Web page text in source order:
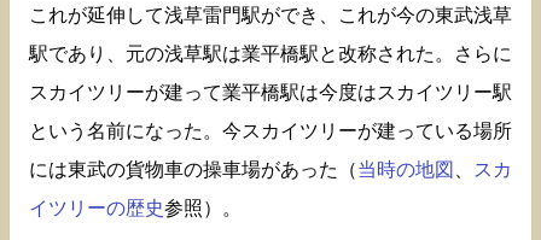
これが延伸して浅草雷門駅ができ、これが今の東武浅草
駅であり、元の浅草駅は業平橋駅と改称された。さらに
スカイツリーが建って業平橋駅は今度はスカイツリー駅
という名前になった。今スカイツリーが建っている場所
には東武の貨物車の操車場があった（当時の地図
スカ
イツリーの歴史参照）。